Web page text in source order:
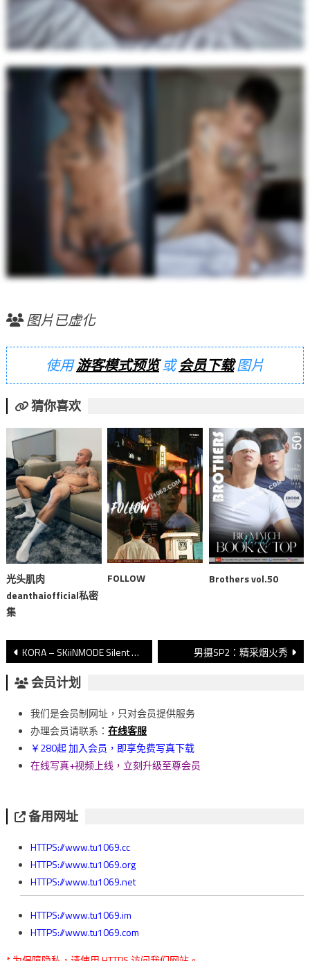
图片已虚化
使用游客模式预览或会员下载图片
猜你喜欢
光头肌肉
deanthaiofficial私密
集
FOLLOW Brothers vol.50
文
章
導
覽
KORA – SKiiNMODE Silent Halloween 男摄SP2：精采烟火秀
会员计划
我们是会员制网址，只对会员提供服务
办理会员请联系： 在线客服
￥280起 加入会员，即享免费写真下载
在线写真+视频上线，立刻升级至尊会员
备用网址
HTTPS://www.tu1069.cc
HTTPS://www.tu1069.org
HTTPS://www.tu1069.net
HTTPS://www.tu1069.im
HTTPS://www.tu1069.com